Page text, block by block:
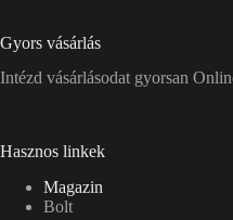
Gyors vásárlás
Intézd vásárlásodat gyorsan
Hasznos linkek
Magazin
Bolt